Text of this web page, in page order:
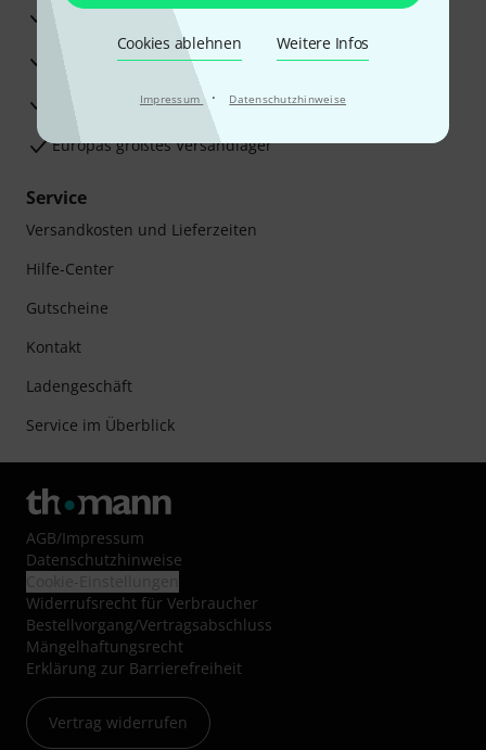
Cookies ablehnen Weitere Infos
Impressum · Datenschutzhinweise
Reparaturservice
Beratung durch Fachexperten
Zufriedenheitsgarantie
Europas größtes Versandlager
Service
Versandkosten und Lieferzeiten
Hilfe-Center
Gutscheine
Kontakt
Ladengeschäft
Service im Überblick
AGB/Impressum
Datenschutzhinweise
Widerrufsrecht für Verbraucher
Bestellvorgang/Vertragsabschluss
Mängelhaftungsrecht
Erklärung zur Barrierefreiheit
Vertrag widerrufen